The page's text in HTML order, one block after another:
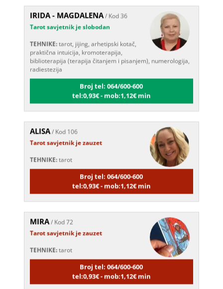
IRIDA - MAGDALENA/ Kod 36
Tarot savjetnik je slobodan
praktična intuicija, kromoterapija,
biblioterapija (terapija čitanjem i pisanjem), numerologija,
radiestezija
Broj tel: 064/600-600
tel:0,93€ - mob:1,12€ min
ALISA/ Kod 106
Tarot savjetnik je zauzet
Broj tel: 064/600-600
tel:0,93€ - mob:1,12€ min
MIRA/ Kod 72
Tarot savjetnik je zauzet
Broj tel: 064/600-600
tel:0,93€ - mob:1,12€ min